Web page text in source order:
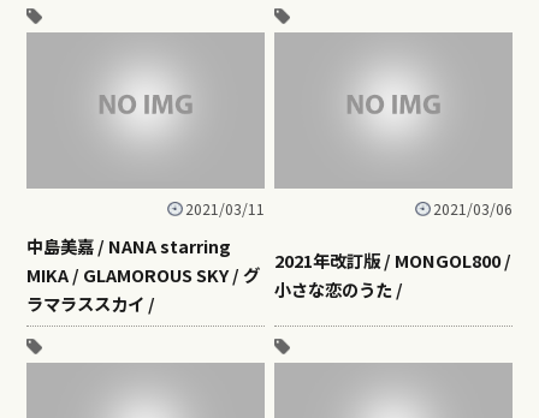
2021/03/11
中島美嘉 / NANA starring
MIKA / GLAMOROUS SKY / グ
ラマラススカイ /
2021/03/06
2021年改訂版 / MONGOL800 /
小さな恋のうた /